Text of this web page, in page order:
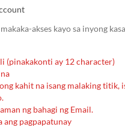
akses kayo sa inyong
(pinakakonti ay 12 character)
kahit na isang malaking titik,
ng bahagi ng Email.
pagpapatunay